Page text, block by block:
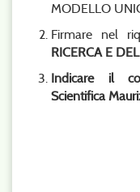
MODELLO
Firmare nel
RICERCA E
Indicare il
Scientifica